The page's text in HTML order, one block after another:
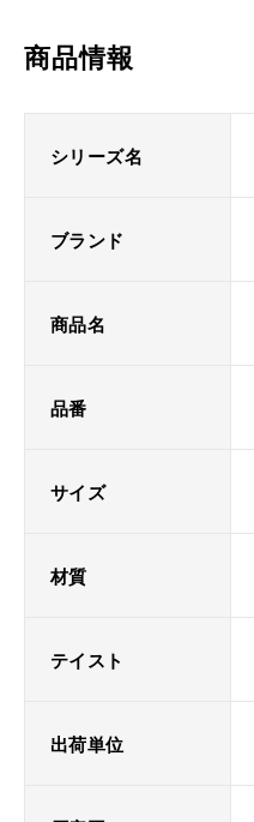
商品情報
シリーズ名
ブランド
商品名
品番
サイズ
材質
テイスト
出荷単位